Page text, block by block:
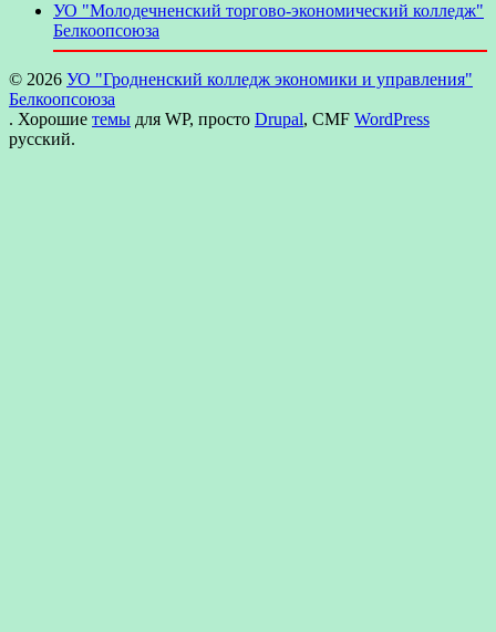
УО "Молодечненский торгово-экономический колледж"
Белкоопсоюза
© 2026 УО "Гродненский колледж экономики и управления"
Белкоопсоюза
. Хорошие темы для WP, просто Drupal, CMF WordPress
русский.